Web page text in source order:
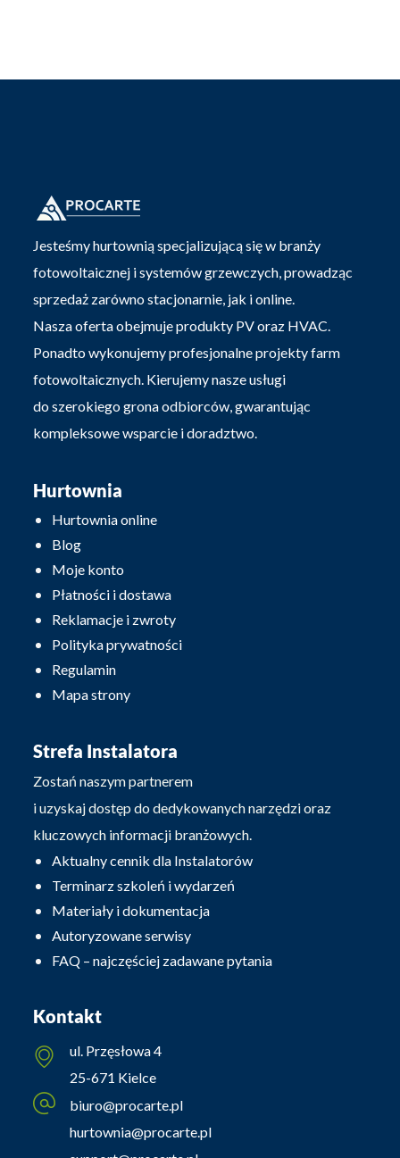
Jesteśmy hurtownią specjalizującą się w branży
fotowoltaicznej i systemów grzewczych, prowadząc
sprzedaż zarówno stacjonarnie, jak i online.
Nasza oferta obejmuje produkty PV oraz HVAC.
Ponadto wykonujemy profesjonalne projekty farm
fotowoltaicznych. Kierujemy nasze usługi
do szerokiego grona odbiorców, gwarantując
kompleksowe wsparcie i doradztwo.
Hurtownia
Hurtownia online
Blog
Moje konto
Płatności i dostawa
Reklamacje i zwroty
Polityka prywatności
Regulamin
Mapa strony
Strefa Instalatora
Zostań naszym partnerem
i uzyskaj dostęp do dedykowanych narzędzi oraz
kluczowych informacji branżowych.
Aktualny cennik dla Instalatorów
Terminarz szkoleń i wydarzeń
Materiały i dokumentacja
Autoryzowane serwisy
FAQ – najczęściej zadawane pytania
Kontakt
ul. Przęsłowa 4
25-671 Kielce
biuro@procarte.pl
hurtownia@procarte.pl